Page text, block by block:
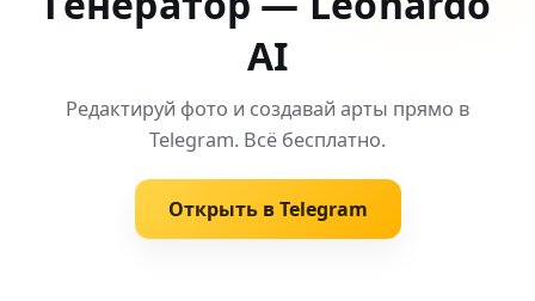
AI
Редактируй фото и создавай арты прямо в
Telegram. Всё бесплатно.
Открыть в Telegram